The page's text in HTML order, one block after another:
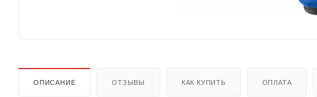
ОПИСАНИЕ ОТЗЫВЫ КАК КУПИТЬ ОПЛАТА